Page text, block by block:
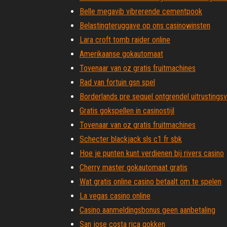
Belle megavib vibrerende cementpook
Belastingteruggave op ons casinowinsten
Lara croft tomb raider online
Amerikaanse gokautomaat
Tovenaar van oz gratis fruitmachines
Rad van fortuin gsn spel
Borderlands pre sequel ontgrendel
Gratis gokspellen in casinostijl
Tovenaar van oz gratis fruitmachines
Schecter blackjack sls c1 fr sbk
Hoe je punten kunt verdienen bij rivers casino
Cherry master gokautomaat gratis
Wat gratis online casino betaalt om te spelen
La vegas casino online
Casino aanmeldingsbonus geen aanbetaling
San jose costa rica gokken